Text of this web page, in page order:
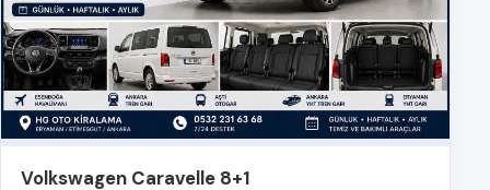
Volkswagen Caravelle 8+1